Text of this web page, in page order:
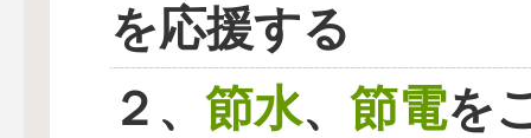
を応援する
２、 節水、 節電を